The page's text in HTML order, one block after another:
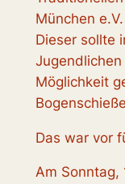
München
Dieser sollte
Möglichkeit
Das war vor
Am Sonntag,